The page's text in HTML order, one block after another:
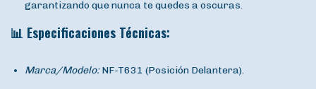
garantizando que nunca te quedes a oscuras.
📊 Especificaciones Técnicas:
Marca/Modelo:NF-T631 (Posición Delantera).